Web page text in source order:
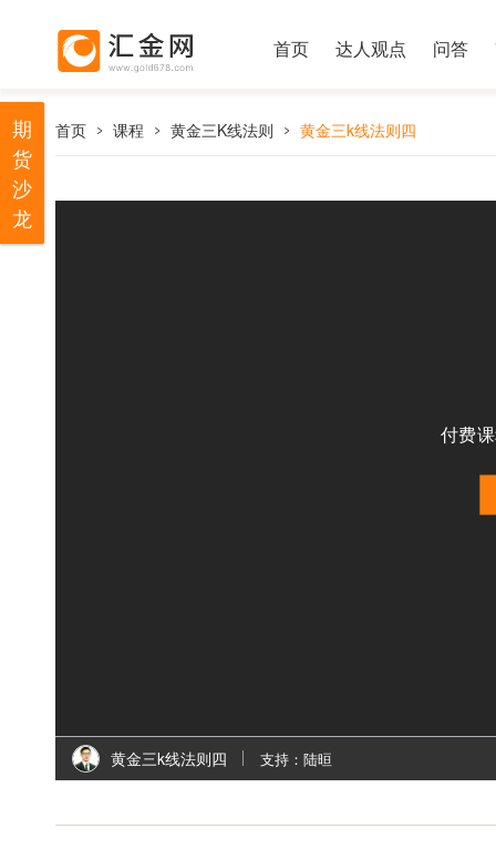
首页 达人观点 问答
首页 课程 黄金三K线法则 黄金三k线法则四
付费
黄金三k线法则四 支持：陆晅
期
货
沙
龙